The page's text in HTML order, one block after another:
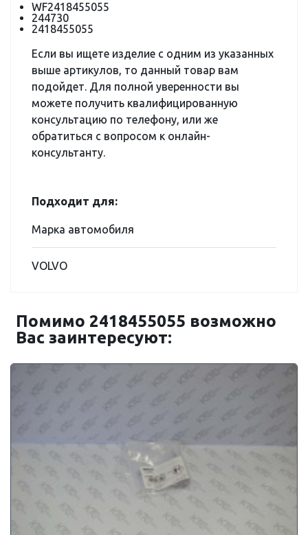
WF2418455055
244730
2418455055
Если вы ищете изделие с одним из указанных
выше артикулов, то данный товар вам
подойдет. Для полной уверенности вы
можете получить квалифицированную
консультацию по телефону, или же
обратиться с вопросом к онлайн-
консультанту.
Подходит для:
Марка автомобиля
VOLVO
Помимо 2418455055 возможно
Вас заинтересуют: